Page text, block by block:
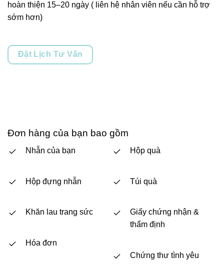
hoàn thiện 15–20 ngày ( liên hệ nhân viên nếu cần hỗ trợ
sớm hơn)
Đặt Lịch Tư Vấn
Đơn hàng của bạn bao gồm
Nhẫn của bạn
Hộp đựng nhẫn
Khăn lau trang sức
Hóa đơn
Hộp quà
Túi quà
Giấy chứng nhận &
thẩm định
Chứng thư tình yêu